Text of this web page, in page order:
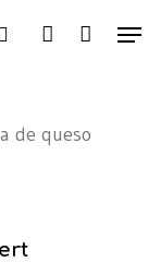
search account
Menu
de queso